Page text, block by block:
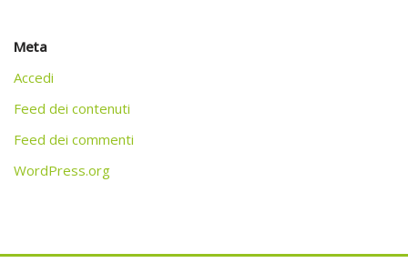
Meta
Accedi
Feed dei contenuti
Feed dei commenti
WordPress.org